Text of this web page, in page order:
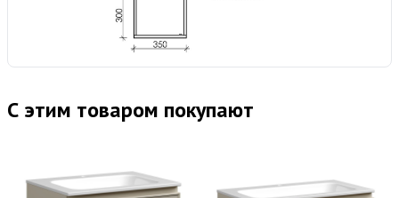
С этим товаром покупают